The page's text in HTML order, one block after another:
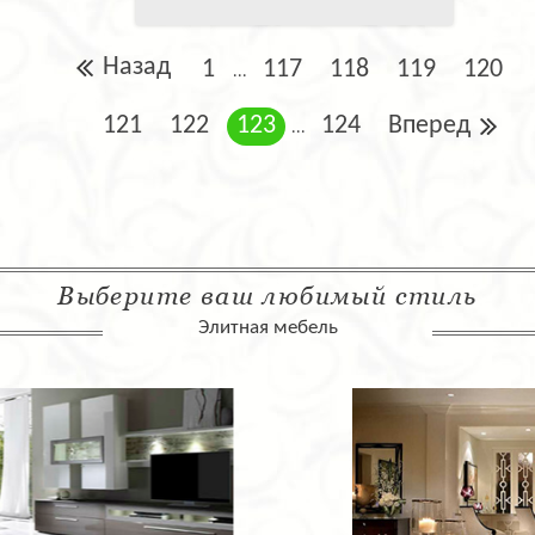
Назад 1 ... 117 118 119 120
121 122 123 ... 124 Вперед
Выберите ваш любимый стиль
Элитная мебель